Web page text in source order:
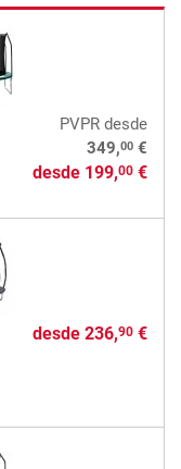
PVPRdesde
349,00€
desde 199,00€
desde 236,90€